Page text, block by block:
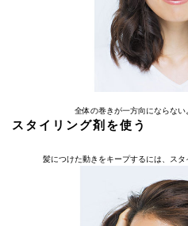
全体の巻きが一方向にならない
スタイリング剤を使う
髪につけた動きをキープするには、ス